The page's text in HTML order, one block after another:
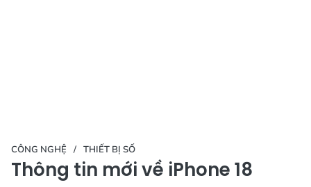
CÔNG NGHỆ THIẾT BỊ SỐ
Thông tin mới về iPhone 18